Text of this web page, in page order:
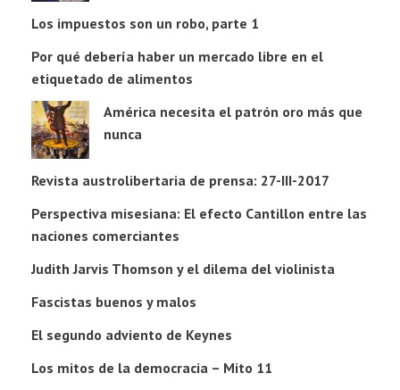
Los impuestos son un robo, parte 1
Por qué debería haber un mercado libre en el
etiquetado de alimentos
América necesita el patrón oro más que
nunca
Revista austrolibertaria de prensa: 27-III-2017
Perspectiva misesiana: El efecto Cantillon entre las
naciones comerciantes
Judith Jarvis Thomson y el dilema del violinista
Fascistas buenos y malos
El segundo adviento de Keynes
Los mitos de la democracia – Mito 11